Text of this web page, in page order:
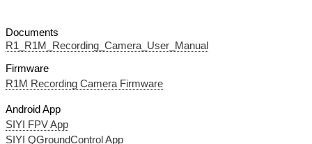
Documents
R1_R1M_Recording_Camera_User_Manual
Firmware
R1M Recording Camera Firmware
Android App
SIYI FPV App
SIYI QGroundControl App